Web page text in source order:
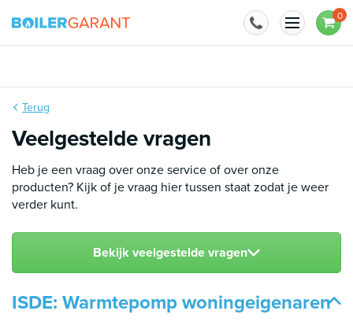
0
BoilerGarant is officieel importeur van
Terug
Veelgestelde vragen
Heb je een vraag over onze service of over onze
producten? Kijk of je vraag hier tussen staat zodat je weer
verder kunt.
Bekijk veelgestelde vragen
ISDE: Warmtepomp woningeigenaren